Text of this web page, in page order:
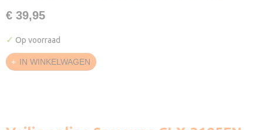
€ 39,95
✓ Op voorraad
IN WINKELWAGEN